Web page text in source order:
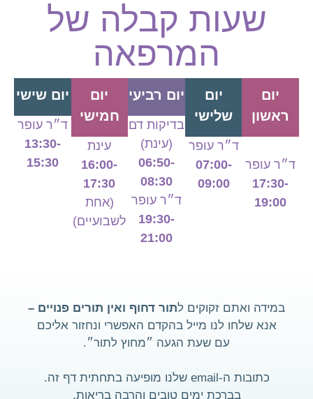
שעות קבלה של
המרפאה
יום
ראשון
ד״ר עופר
17:30-
19:00
יום
שלישי
ד״ר עופר
07:00-
09:00
יום רביעי
בדיקות דם
(עינת)
06:50-
08:30
ד״ר עופר
19:30-
21:00
יום
חמישי
עינת
16:00-
17:30
(אחת
לשבועיים)
יום שישי
ד״ר עופר
13:30-
15:30
במידה ואתם זקוקים לתור דחוף ואין תורים פנויים –
אנא שלחו לנו מייל בהקדם האפשרי ונחזור אליכם
עם שעת הגעה ״מחוץ לתור״.
כתובות ה-email שלנו מופיעה בתחתית דף זה.
בברכת ימים טובים והרבה בריאות,